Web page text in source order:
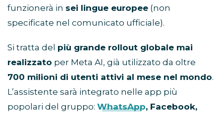
funzionerà in sei lingue europee (non
specificate nel comunicato ufficiale).
Si tratta del più grande rollout globale mai
realizzato per Meta AI, già utilizzato da oltre
700 milioni di utenti attivi al mese nel mondo.
L’assistente sarà integrato nelle app più
popolari del gruppo: WhatsApp, Facebook,